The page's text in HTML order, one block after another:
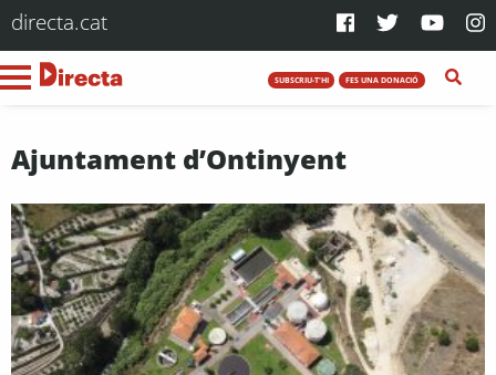
directa.cat
SUBSCRIU-T'HI FES UNA DONACIÓ
Ajuntament d’Ontinyent